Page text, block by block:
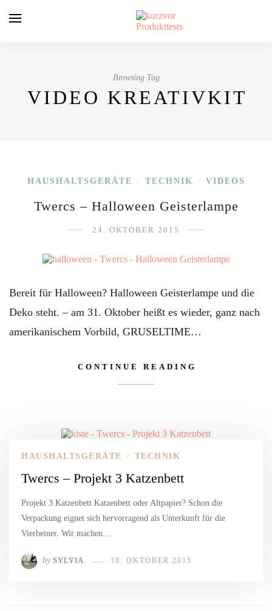
Browsing Tag
VIDEO KREATIVKIT
HAUSHALTSGERÄTE / TECHNIK / VIDEOS
Twercs – Halloween Geisterlampe
24. OKTOBER 2015
Bereit für Halloween? Halloween Geisterlampe und die
Deko steht. – am 31. Oktober heißt es wieder, ganz nach
amerikanischem Vorbild, GRUSELTIME…
CONTINUE READING
HAUSHALTSGERÄTE / TECHNIK
Twercs – Projekt 3 Katzenbett
Projekt 3 Katzenbett Katzenbett oder Altpapier? Schon die
Verpackung eignet sich hervorragend als Unterkunft für die
Vierbeiner. Wir machen…
by SYLVIA 18. OKTOBER 2015